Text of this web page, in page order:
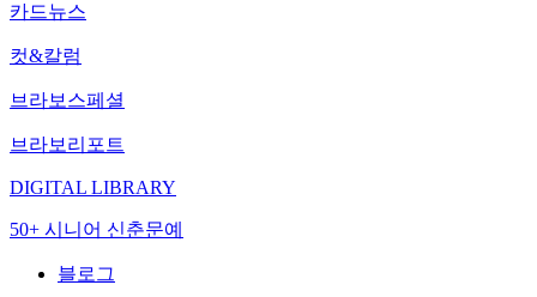
카드뉴스
컷&칼럼
브라보스페셜
브라보리포트
DIGITAL LIBRARY
50+ 시니어 신춘문예
블로그